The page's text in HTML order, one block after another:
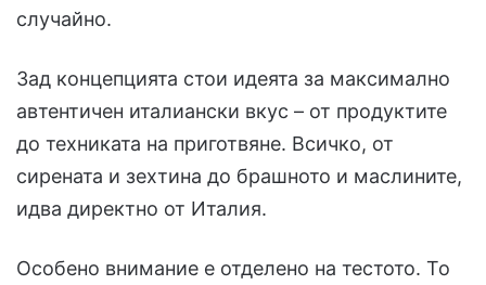
случайно.
Зад концепцията стои идеята за максимално
автентичен италиански вкус – от продуктите
до техниката на приготвяне. Всичко, от
сирената и зехтина до брашното и маслините,
идва директно от Италия.
Особено внимание е отделено на тестото. То